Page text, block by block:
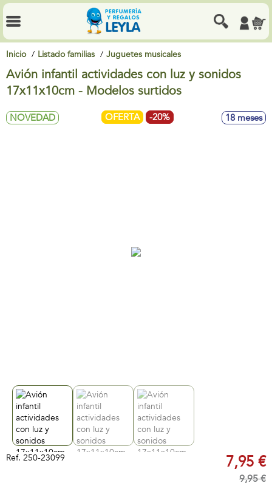
Inicio Listado familias Juguetes musicales
Avión infantil actividades con luz y sonidos
17x11x10cm - Modelos surtidos
NOVEDAD OFERTA -20% 18 meses
Ref. 250-23099 7,95 €
9,95 €